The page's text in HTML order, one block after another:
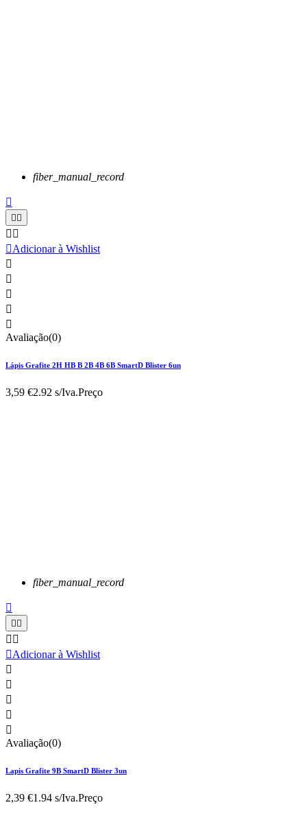
fiber_manual_record

 
 
Adicionar à Wishlist





Avaliação(0)
Lápis Grafite 2H HB B 2B 4B 6B SmartD Blister 6un
3,59 €2.92 s/Iva.Preço
fiber_manual_record

 
 
Adicionar à Wishlist





Avaliação(0)
Lapis Grafite 9B SmartD Blister 3un
2,39 €1.94 s/Iva.Preço